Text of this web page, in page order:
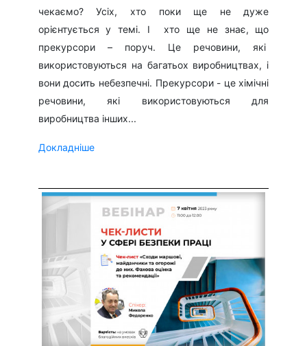
чекаємо? Усіх, хто поки ще не дуже
орієнтується у темі. І хто ще не знає, що
прекурсори – поруч. Це речовини, які
використовуються на багатьох виробництвах, і
вони досить небезпечні. Прекурсори - це хімічні
речовини, які використовуються для
виробництва інших...
Докладніше